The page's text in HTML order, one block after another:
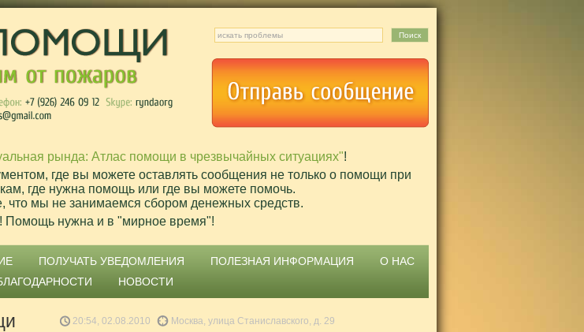
рында: Атлас помощи в чрезвычайных ситуациях"!
где вы можете оставлять сообщения не только о помощи при
где нужна помощь или где вы можете помочь.
что мы не занимаемся сбором денежных средств.
Помощь нужна и в "мирное время"!
ПОЛУЧАТЬ УВЕДОМЛЕНИЯ ПОЛЕЗНАЯ ИНФОРМАЦИЯ
О НАС
НОВОСТИ
20:54, 02.08.2010
Москва, улица Станиславского, д. 29